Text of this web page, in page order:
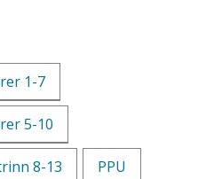
1-7
5-10
8-13 PPU